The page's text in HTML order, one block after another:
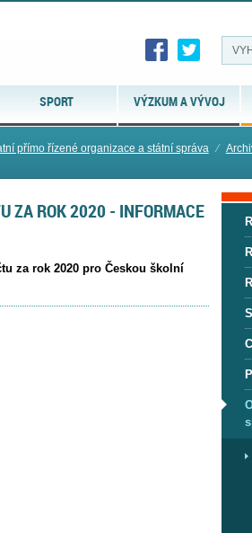
SPORT VÝZKUM A VÝVOJ
přímo řízené organizace a státní správa ⁄
ZA ROK 2020 - INFORMACE
za rok 2020 pro Českou školní